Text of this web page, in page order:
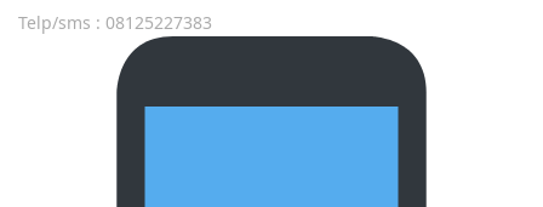
Telp/sms : 08125227383